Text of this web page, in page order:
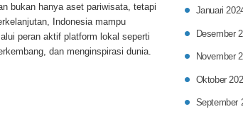
bukan hanya aset pariwisata, tetapi
Indonesia mampu
peran aktif platform lokal seperti
dan menginspirasi dunia.
Januari
Desember
November
Oktober
September